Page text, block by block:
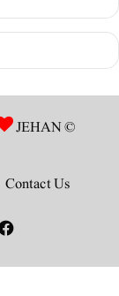
© Copyright 2026, All Rights Reserved |
JEHAN
Contact Us